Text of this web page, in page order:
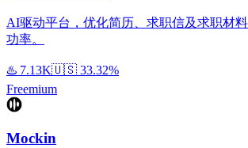
AI驱动平台，优化简历、求职信及求职材
功率。
♨️ 7.13K🇺🇸 33.32%
Freemium
Mockin